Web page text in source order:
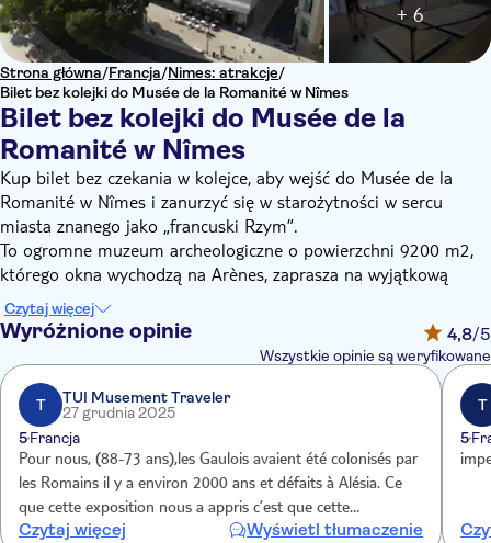
Strona główna/Francja/Nimes: atrakcje/
Bilet bez kolejki do Musée de la Romanité w Nîmes
Bilet bez kolejki do Musée de la
Romanité w Nîmes
+ 6
Kup bilet bez czekania w kolejce, aby wejść do Musée de la
Romanité w Nîmes i zanurzyć się w starożytności w sercu
miasta znanego jako „francuski Rzym”.
To ogromne muzeum archeologiczne o powierzchni 9200 m2,
którego okna wychodzą na Arènes, zaprasza na wyjątkową
podróż w czasie przez historię Nîmes – od VII wieku p.n.e. do
średniowiecza – dzięki niezwykle innowacyjnej muzeologii i
wciągającej scenografii (rzeczywistość rozszerzona,
monumentalne technologie audiowizualne itp.).
Obiekt wyróżnia się nowoczesną architekturą i najnowszymi
innowacjami technologicznymi. Dysponuje panoramiczną
restauracją, ogrodem archeologicznym i odkrytym tarasem na
dachu, z którego roztacza się zapierający dech w piersiach, 360-
stopniowy widok na Nîmes i jego najwspanialsze rzymskie
klejnoty.
Czytaj więcej
Wyróżnione opinie 4,8/5
Wszystkie opinie są weryfikowane
T
TUI Musement Traveler
27 grudnia 2025
5Francja
Pour nous, (88-73 ans),les Gaulois avaient été colonisés par
les Romains il y a environ 2000 ans et défaits à Alésia. Ce
que cette exposition nous a appris c’est que cette
colonisation n’a pas été aussi dramatique puisque les
Czytaj więcej Wyświetl tłumaczenie
T
5